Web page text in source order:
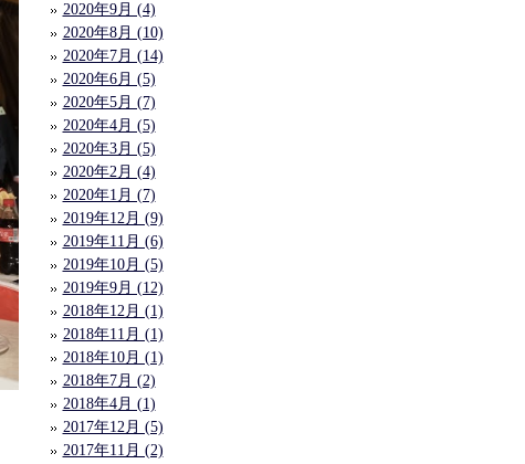
2020年9月 (4)
2020年8月 (10)
2020年7月 (14)
2020年6月 (5)
2020年5月 (7)
2020年4月 (5)
2020年3月 (5)
2020年2月 (4)
2020年1月 (7)
2019年12月 (9)
2019年11月 (6)
2019年10月 (5)
2019年9月 (12)
2018年12月 (1)
2018年11月 (1)
2018年10月 (1)
2018年7月 (2)
2018年4月 (1)
2017年12月 (5)
2017年11月 (2)